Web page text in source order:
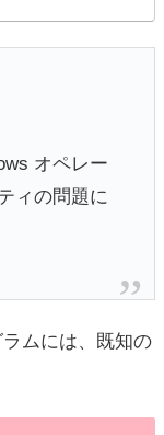
オペレー
ィの問題に
ムには、既知の